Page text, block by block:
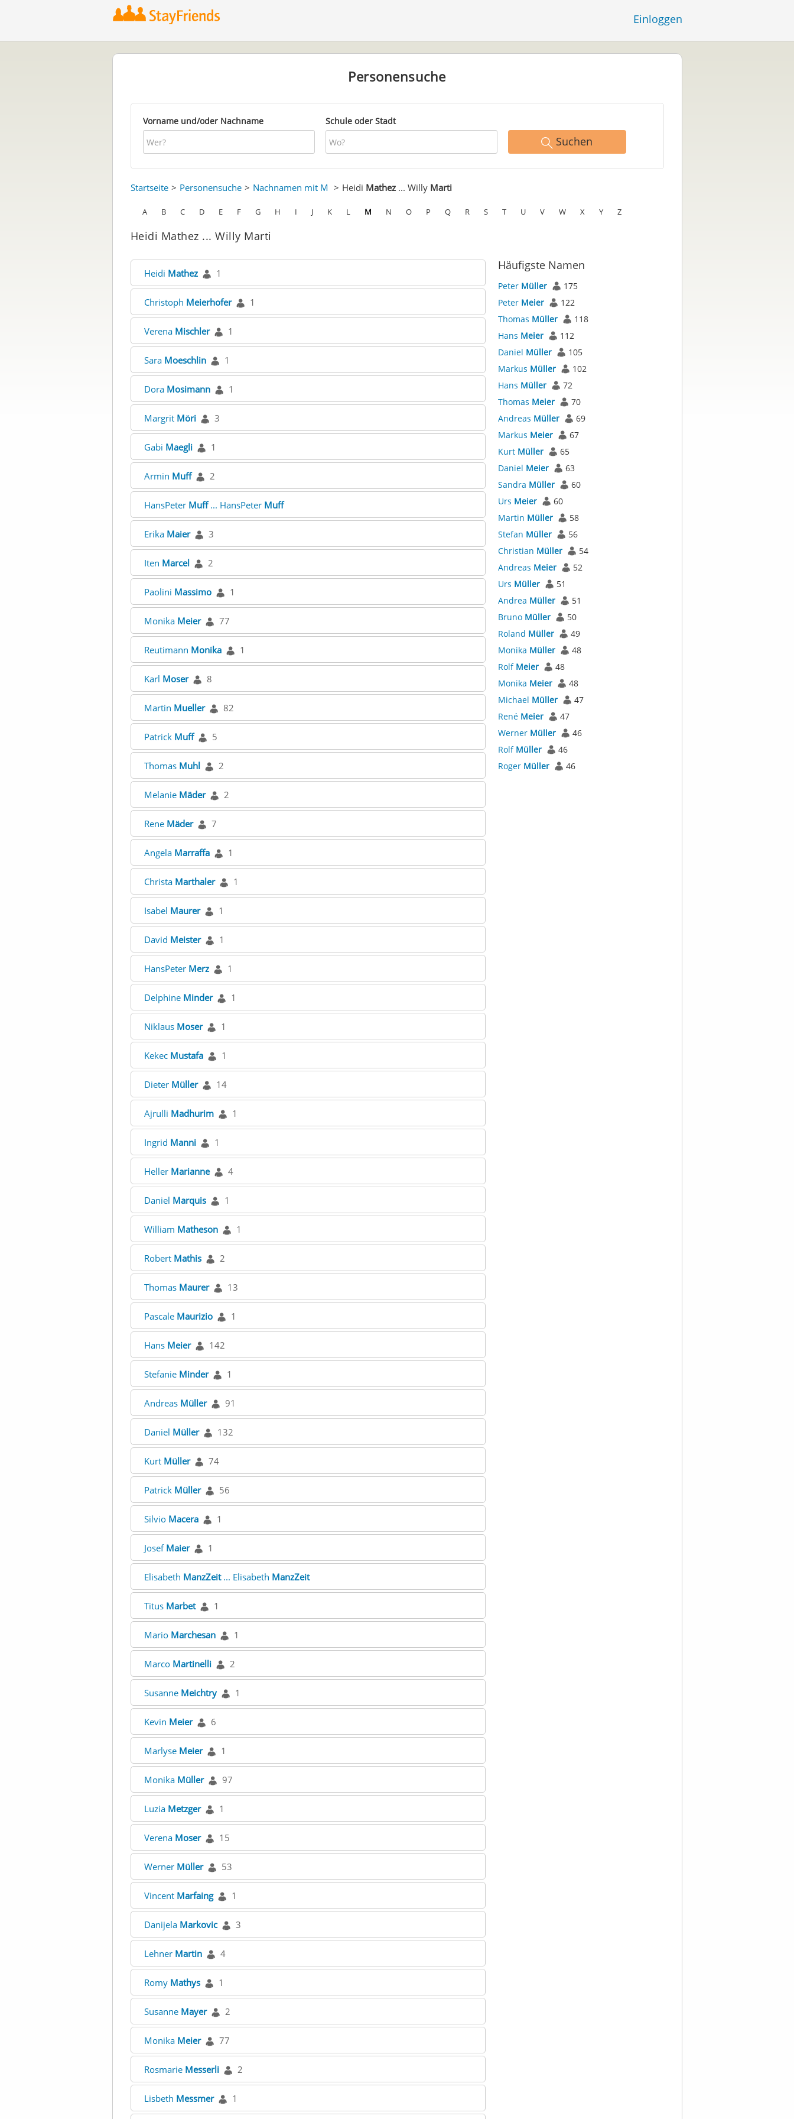
Einloggen
Personensuche
Vorname und/oder Nachname Schule oder Stadt
Suchen
Startseite Personensuche Nachnamen mit M Heidi Mathez... Willy Marti
A B C D E F G H I J K L M N O P Q R S T U V W X Y Z
Heidi Mathez ... Willy Marti
Heidi Mathez 1
Christoph Meierhofer 1
Verena Mischler 1
Sara Moeschlin 1
Dora Mosimann 1
Margrit Möri 3
Gabi Maegli 1
Armin Muff 2
HansPeter Muff... HansPeter Muff
Erika Maier 3
Iten Marcel 2
Paolini Massimo 1
Monika Meier 77
Reutimann Monika 1
Karl Moser 8
Martin Mueller 82
Patrick Muff 5
Thomas Muhl 2
Melanie Mäder 2
Rene Mäder 7
Angela Marraffa 1
Christa Marthaler 1
Isabel Maurer 1
David Meister 1
HansPeter Merz 1
Delphine Minder 1
Niklaus Moser 1
Kekec Mustafa 1
Dieter Müller 14
Ajrulli Madhurim 1
Ingrid Manni 1
Heller Marianne 4
Daniel Marquis 1
William Matheson 1
Robert Mathis 2
Thomas Maurer 13
Pascale Maurizio 1
Hans Meier 142
Stefanie Minder 1
Andreas Müller 91
Daniel Müller 132
Kurt Müller 74
Patrick Müller 56
Silvio Macera 1
Josef Maier 1
Elisabeth ManzZeit... Elisabeth ManzZeit
Titus Marbet 1
Mario Marchesan 1
Marco Martinelli 2
Susanne Meichtry 1
Kevin Meier 6
Marlyse Meier 1
Monika Müller 97
Luzia Metzger 1
Verena Moser 15
Werner Müller 53
Vincent Marfaing 1
Danijela Markovic 3
Lehner Martin 4
Romy Mathys 1
Susanne Mayer 2
Monika Meier 77
Rosmarie Messerli 2
Lisbeth Messmer 1
Häufigste Namen
Peter Müller
175
Peter Meier
122
Thomas Müller
118
Hans Meier
112
Daniel Müller
105
Markus Müller
102
Hans Müller
72
Thomas Meier
70
Andreas Müller
69
Markus Meier
67
Kurt Müller
65
Daniel Meier
63
Sandra Müller
60
Urs Meier
60
Martin Müller
58
Stefan Müller
56
Christian Müller
54
Andreas Meier
52
Urs Müller
51
Andrea Müller
51
Bruno Müller
50
Roland Müller
49
Monika Müller
48
Rolf Meier
48
Monika Meier
48
Michael Müller
47
René Meier
47
Werner Müller
46
Rolf Müller
46
Roger Müller 46